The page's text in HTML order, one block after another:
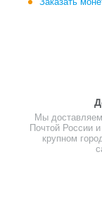
Мы
Почтой России
крупном